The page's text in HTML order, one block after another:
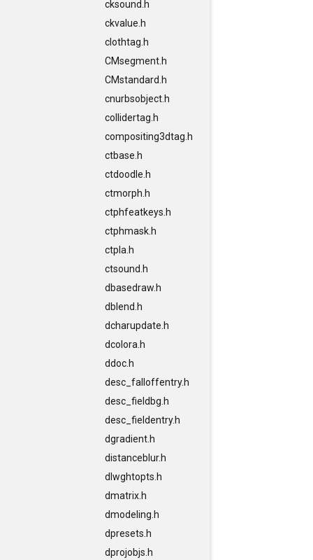
cksound.h
ckvalue.h
clothtag.h
CMsegment.h
CMstandard.h
cnurbsobject.h
collidertag.h
compositing3dtag.h
ctbase.h
ctdoodle.h
ctmorph.h
ctphfeatkeys.h
ctphmask.h
ctpla.h
ctsound.h
dbasedraw.h
dblend.h
dcharupdate.h
dcolora.h
ddoc.h
desc_falloffentry.h
desc_fieldbg.h
desc_fieldentry.h
dgradient.h
distanceblur.h
dlwghtopts.h
dmatrix.h
dmodeling.h
dpresets.h
dprojobjs.h